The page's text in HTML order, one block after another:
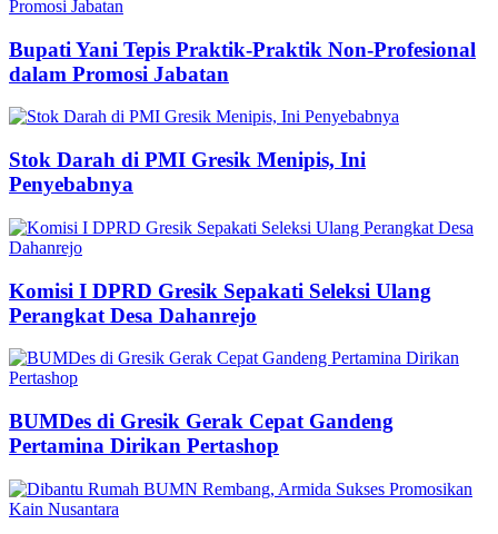
Bupati Yani Tepis Praktik-Praktik Non-Profesional
dalam Promosi Jabatan
Stok Darah di PMI Gresik Menipis, Ini
Penyebabnya
Komisi I DPRD Gresik Sepakati Seleksi Ulang
Perangkat Desa Dahanrejo
BUMDes di Gresik Gerak Cepat Gandeng
Pertamina Dirikan Pertashop